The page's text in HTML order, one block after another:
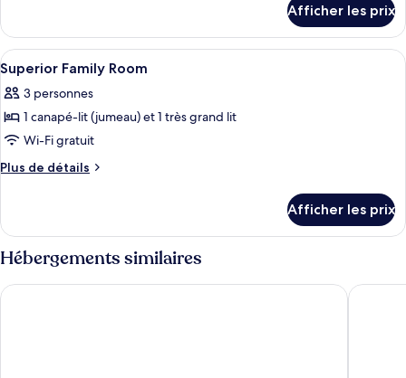
de
chambre :
Chambre
Chambre
Afficher les prix
Afficher
toutes
les
photos
pour
ce
chambre :
Superior
Family
Room
Literie de qualité, coffre-fort pour
8
Superior Family Room
3 personnes
1 canapé-lit (jumeau) et 1 très grand lit
Wi-Fi gratuit
Plus de détails
Plus
Superior
Family
Room
Afficher les prix
Hébergements similaires
Novotel Hamburg Central Station Lindner